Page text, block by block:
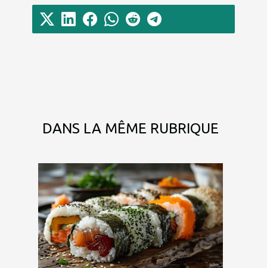
DANS LA MÊME RUBRIQUE